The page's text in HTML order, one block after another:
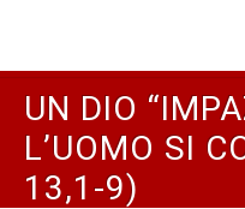
UN DIO
L’UOMO SI
13,1-9)